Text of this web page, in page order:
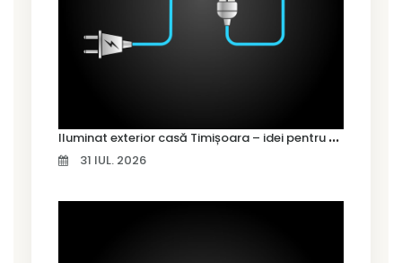
I
luminat exterior casă Timișoara – idei pentru siguranță și confort
31 IUL. 2026